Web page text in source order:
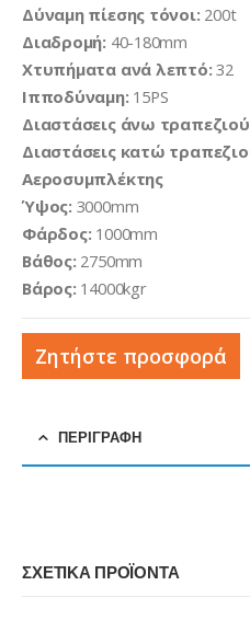
Δύναμη πίεσης τόνοι: 200t
Διαδρομή: 40-180mm
Χτυπήματα ανά λεπτό: 32
Ιπποδύναμη: 15PS
Διαστάσεις άνω
Διαστάσεις κατώ
Αεροσυμπλέκτης
Ύψος: 3000mm
Φάρδος: 1000mm
Βάθος: 2750mm
Βάρος: 14000kgr
Ζητήστε προσφορά
ΠΕΡΙΓΡΑΦΉ
ΣΧΕΤΙΚΆ ΠΡΟΪΌΝΤΑ